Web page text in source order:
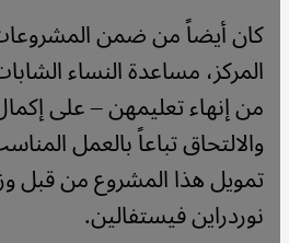
كان أيضاً من ضمن
المركز، مساعدة النساء
من إنهاء تعليمهن – على
والالتحاق تباعاً بالعمل
تمويل هذا المشروع من قبل
نوردراين فيستفالين.